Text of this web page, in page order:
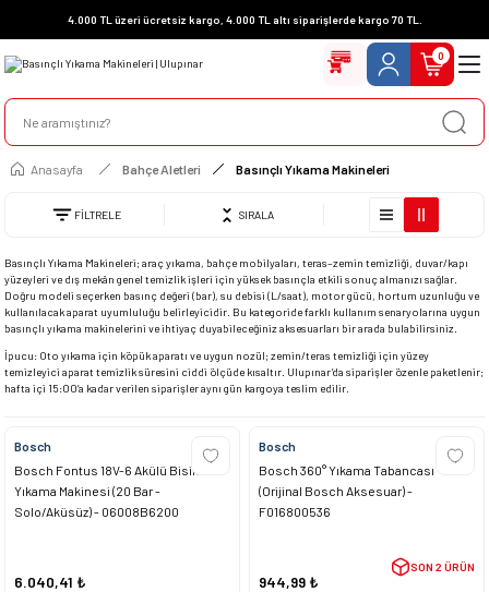
4.000 TL üzeri ücretsiz kargo, 4.000 TL altı siparişlerde kargo 70 TL.
0
Anasayfa Bahçe Aletleri Basınçlı Yıkama Makineleri
FİLTRELE SIRALA
Basınçlı Yıkama Makineleri; araç yıkama, bahçe mobilyaları, teras–zemin temizliği, duvar/kapı
yüzeyleri ve dış mekân genel temizlik işleri için yüksek basınçla etkili sonuç almanızı sağlar.
Doğru modeli seçerken basınç değeri (bar), su debisi (L/saat), motor gücü, hortum uzunluğu ve
kullanılacak aparat uyumluluğu belirleyicidir. Bu kategoride farklı kullanım senaryolarına uygun
basınçlı yıkama makinelerini ve ihtiyaç duyabileceğiniz aksesuarları bir arada bulabilirsiniz.
İpucu: Oto yıkama için köpük aparatı ve uygun nozül; zemin/teras temizliği için yüzey
temizleyici aparat temizlik süresini ciddi ölçüde kısaltır. Ulupınar’da siparişler özenle paketlenir;
hafta içi 15:00’a kadar verilen siparişler aynı gün kargoya teslim edilir.
Bosch
Bosch Fontus 18V-6 Akülü Bisiklet
Yıkama Makinesi (20 Bar -
Solo/Aküsüz) - 06008B6200
6.040,41 ₺
Bosch
Bosch 360° Yıkama Tabancası
(Orijinal Bosch Aksesuar) -
F016800536
944,99 ₺
SON 2 ÜRÜN